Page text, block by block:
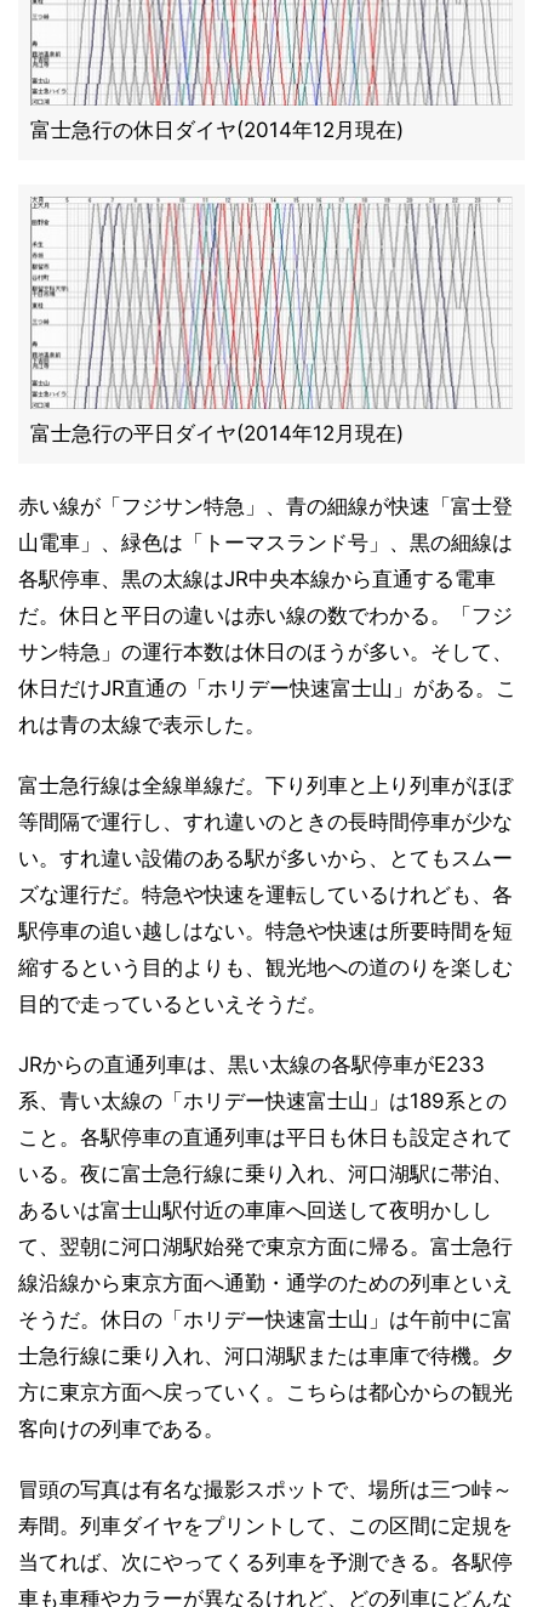
富士急行の休日ダイヤ(2014年12月現在)
富士急行の平日ダイヤ(2014年12月現在)
赤い線が「フジサン特急」、青の細線が快速「富士登
山電車」、緑色は「トーマスランド号」、黒の細線は
各駅停車、黒の太線はJR中央本線から直通する電車
だ。休日と平日の違いは赤い線の数でわかる。「フジ
サン特急」の運行本数は休日のほうが多い。そして、
休日だけJR直通の「ホリデー快速富士山」がある。こ
れは青の太線で表示した。
富士急行線は全線単線だ。下り列車と上り列車がほぼ
等間隔で運行し、すれ違いのときの長時間停車が少な
い。すれ違い設備のある駅が多いから、とてもスムー
ズな運行だ。特急や快速を運転しているけれども、各
駅停車の追い越しはない。特急や快速は所要時間を短
縮するという目的よりも、観光地への道のりを楽しむ
目的で走っているといえそうだ。
JRからの直通列車は、黒い太線の各駅停車がE233
系、青い太線の「ホリデー快速富士山」は189系との
こと。各駅停車の直通列車は平日も休日も設定されて
いる。夜に富士急行線に乗り入れ、河口湖駅に帯泊、
あるいは富士山駅付近の車庫へ回送して夜明かしし
て、翌朝に河口湖駅始発で東京方面に帰る。富士急行
線沿線から東京方面へ通勤・通学のための列車といえ
そうだ。休日の「ホリデー快速富士山」は午前中に富
士急行線に乗り入れ、河口湖駅または車庫で待機。夕
方に東京方面へ戻っていく。こちらは都心からの観光
客向けの列車である。
冒頭の写真は有名な撮影スポットで、場所は三つ峠～
寿間。列車ダイヤをプリントして、この区間に定規を
当てれば、次にやってくる列車を予測できる。各駅停
車も車種やカラーが異なるけれど、どの列車にどんな